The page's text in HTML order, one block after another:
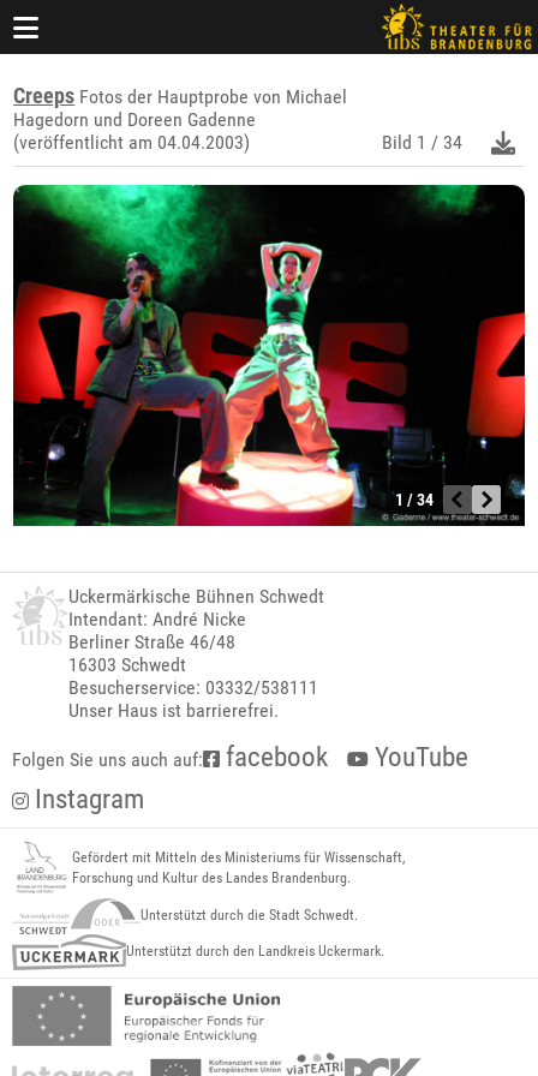
Creeps Fotos der Hauptprobe von Michael
Hagedorn und Doreen Gadenne
(veröffentlicht am 04.04.2003)
Bild 1 / 34
1 / 34
Uckermärkische Bühnen Schwedt
Intendant: André Nicke
Berliner Straße 46/48
16303 Schwedt
Besucherservice: 03332/538111
Unser Haus ist barrierefrei.
Folgen Sie uns auch auf: facebook
YouTube
Instagram
Gefördert mit Mitteln des Ministeriums für Wissenschaft,
Forschung und Kultur des Landes Brandenburg.
Unterstützt durch die Stadt Schwedt.
Unterstützt durch den Landkreis Uckermark.